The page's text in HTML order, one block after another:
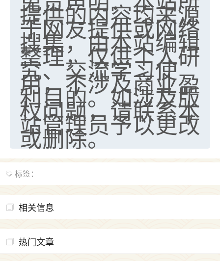
提供的内容均来源
于网友提供或网络
搜集，由本站编辑
整理，仅供个人研
究、交流学习使
用，不涉及商业盈
利目的。如涉及版
权问题，请联系本
站管理员予以更改
或删除。
标签：
相关信息
热门文章